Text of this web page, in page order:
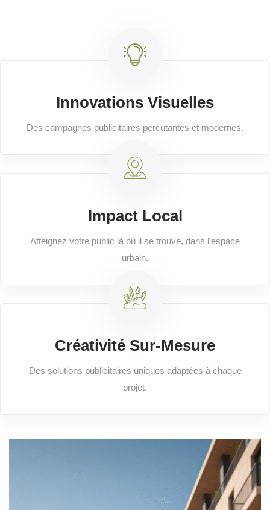
Innovations Visuelles
Des campagnes publicitaires percutantes et modernes.
Impact Local
Atteignez votre public là où il se trouve, dans l’espace
urbain.
Créativité Sur-Mesure
Des solutions publicitaires uniques adaptées à chaque
projet.